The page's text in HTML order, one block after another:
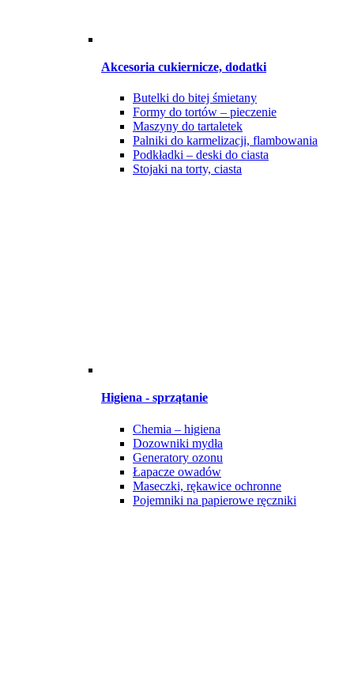
Akcesoria cukiernicze, dodatki
Butelki do bitej śmietany
Formy do tortów – pieczenie
Maszyny do tartaletek
Palniki do karmelizacji, flambowania
Podkładki – deski do ciasta
Stojaki na torty, ciasta
Higiena - sprzątanie
Chemia – higiena
Dozowniki mydła
Generatory ozonu
Łapacze owadów
Maseczki, rękawice ochronne
Pojemniki na papierowe ręczniki